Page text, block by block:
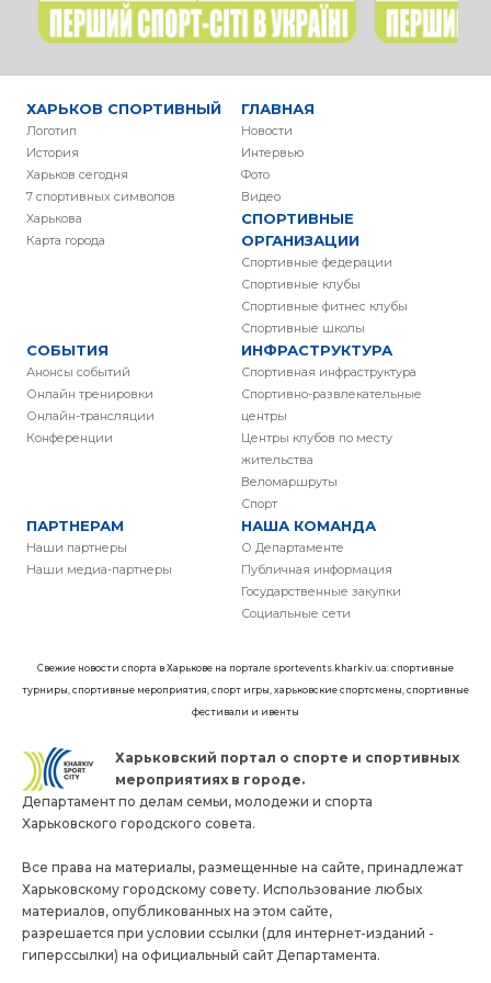
ХАРЬКОВ СПОРТИВНЫЙ
Логотип
История
Харьков сегодня
7 спортивных символов
Харькова
Карта города
ГЛАВНАЯ
Новости
Интервью
Фото
Видео
СПОРТИВНЫЕ
ОРГАНИЗАЦИИ
Спортивные федерации
Спортивные клубы
Спортивные фитнес клубы
Спортивные школы
СОБЫТИЯ
Анонсы событий
Онлайн тренировки
Онлайн-трансляции
Конференции
ИНФРАСТРУКТУРА
Спортивная инфраструктура
Спортивно-развлекательные
центры
Центры клубов по месту
жительства
Веломаршруты
Спорт
ПАРТНЕРАМ
Наши партнеры
Наши медиа-партнеры
НАША КОМАНДА
О Департаменте
Публичная информация
Государственные закупки
Социальные сети
Свежие новости спорта в Харькове на портале sportevents.kharkiv.ua: спортивные
турниры, спортивные мероприятия, спорт игры, харьковские спортсмены, спортивные
фестивали и ивенты
Харьковский портал о спорте и спортивных
мероприятиях в городе.
Департамент по делам семьи, молодежи и спорта
Харьковского городского совета.
Все права на материалы, размещенные на сайте, принадлежат
Харьковскому городскому совету. Использование любых
материалов, опубликованных на этом сайте,
разрешается при условии ссылки (для интернет-изданий -
гиперссылки) на официальный сайт Департамента.